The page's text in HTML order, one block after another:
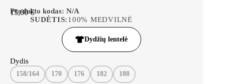
Produkto kodas: N/A
SUDĖTIS:100% MEDVILNĖ
15,00€
Dydžių lentelė
Dydis
158/164 170 176 182 188